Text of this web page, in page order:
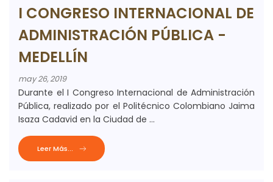
I CONGRESO INTERNACIONAL DE
ADMINISTRACIÓN PÚBLICA -
MEDELLÍN
may 26, 2019
Durante el I Congreso Internacional de Administración
Pública, realizado por el Politécnico Colombiano Jaima
Isaza Cadavid en la Ciudad de ...
Leer Más...